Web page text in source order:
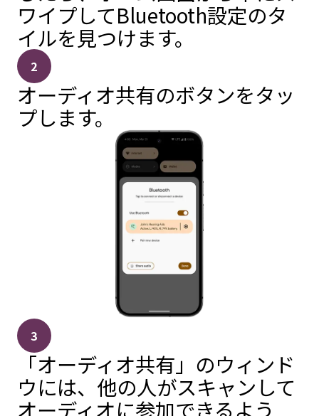
ワイプしてBluetooth設定のタ
イルを見つけます。
2
オーディオ共有のボタンをタッ
プします。
3
「オーディオ共有」のウィンド
ウには、他の人がスキャンして
オーディオに参加できるよう